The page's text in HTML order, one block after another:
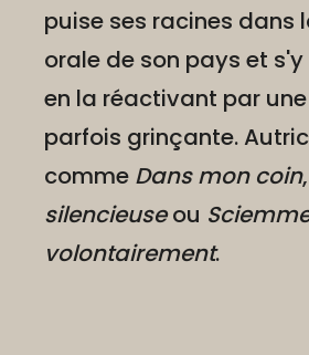
puise ses racines dans
orale de son pays et
en la réactivant par
parfois grinçante.
comme Dans mon coin,
silencieuseou
volontairement.